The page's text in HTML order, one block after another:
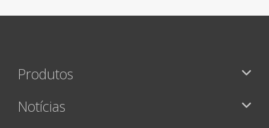
Produtos
Notícias